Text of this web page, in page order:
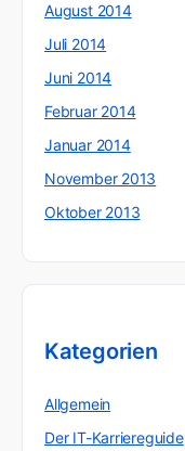
August 2014
Juli 2014
Juni 2014
Februar 2014
Januar 2014
November 2013
Oktober 2013
Kategorien
Allgemein
Der IT-Karriereguide